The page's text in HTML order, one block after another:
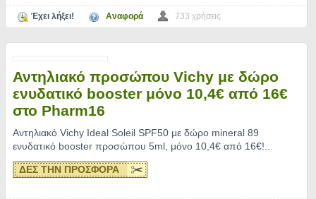
Έχει λήξει! Αναφορά 733 χρήσεις
Αντηλιακό προσώπου Vichy με δώρο
ενυδατικό booster μόνο 10,4€ από 16€
στο Pharm16
Αντηλιακό Vichy Ideal Soleil SPF50 με δώρο mineral 89
ενυδατικό booster προσώπου 5ml, μόνο 10,4€ από 16€!
ΔΕΣ ΤΗΝ ΠΡΟΣΦΟΡΑ